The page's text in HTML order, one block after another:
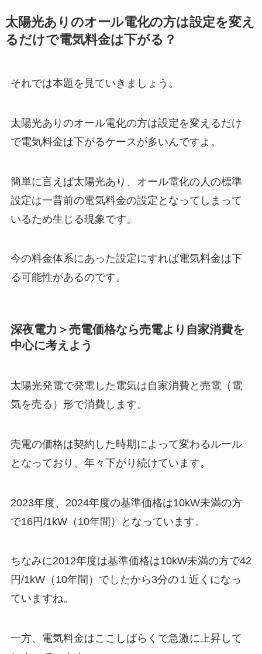
太陽光ありのオール電化の方は設定を変え
るだけで電気料金は下がる？
それでは本題を見ていきましょう。
太陽光ありのオール電化の方は設定を変えるだけ
で電気料金は下がるケースが多いんですよ。
簡単に言えば太陽光あり、オール電化の人の標準
設定は一昔前の電気料金の設定となってしまって
いるため生じる現象です。
今の料金体系にあった設定にすれば電気料金は下
る可能性があるのです。
深夜電力＞売電価格なら売電より自家消費を
中心に考えよう
太陽光発電で発電した電気は自家消費と売電（電
気を売る）形で消費します。
売電の価格は契約した時期によって変わるルール
となっており、年々下がり続けています。
2023年度、2024年度の基準価格は10kW未満の方
で16円/1kW（10年間）となっています。
ちなみに2012年度は基準価格は10kW未満の方で42
円/1kW（10年間）でしたから3分の１近くになっ
ていますね。
一方、電気料金はここしばらくで急激に上昇して